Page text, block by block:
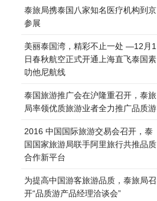
泰旅局携泰国八家知名医疗机构到京
参展
美丽泰国湾，精彩不止一处 —12月1
日春秋航空正式开通上海直飞泰国素
叻他尼航线
泰国旅游推广会在沪隆重召开，泰旅
局率领优质旅游业者全力推广品质游
2016 中国国际旅游交易会召开，泰
国国家旅游局联手阿里旅行共推品质
合作新平台
为提高中国游客旅游品质，泰旅局召
开“品质游产品经理洽谈会”